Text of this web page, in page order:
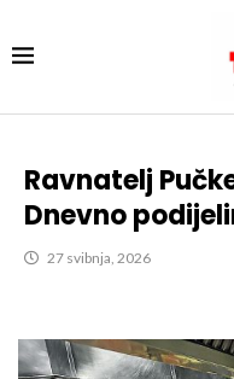
Ravnatelj
Dnevno
27 svibnja, 2026